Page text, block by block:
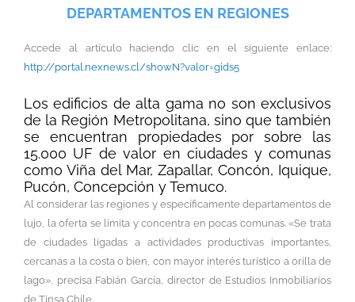
DEPARTAMENTOS EN REGIONES
Accede al artículo haciendo clic en el siguiente enlace:
http://portal.nexnews.cl/showN?valor=gids5
Los edificios de alta gama no son exclusivos
de la Región Metropolitana, sino que también
se encuentran propiedades por sobre las
15.000 UF de valor en ciudades y comunas
como Viña del Mar, Zapallar, Concón, Iquique,
Pucón, Concepción y Temuco.
Al considerar las regiones y específicamente departamentos de
lujo, la oferta se limita y concentra en pocas comunas. «Se trata
de ciudades ligadas a actividades productivas importantes,
cercanas a la costa o bien, con mayor interés turístico a orilla de
lago», precisa Fabián García, director de Estudios Inmobiliarios
de Tinsa Chile.